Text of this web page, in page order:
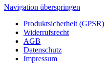
Navigation überspringen
Produktsicherheit (GPSR)
Widerrufsrecht
AGB
Datenschutz
Impressum